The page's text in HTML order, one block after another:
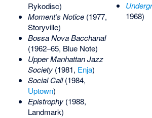
Rykodisc)
Moment’s Notice(1977,
Storyville)
Bossa Nova Bacchanal
(1962–65, Blue Note)
Upper Manhattan Jazz
Society(1981, Enja)
Social Call(1984,
Uptown)
Epistrophy(1988,
Landmark)
1968)